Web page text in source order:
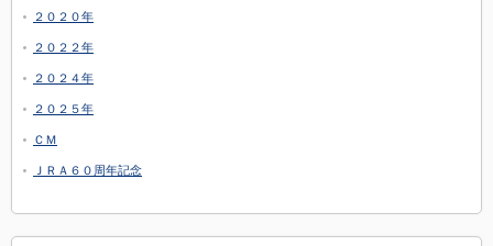
２０２０年
２０２２年
２０２４年
２０２５年
ＣＭ
ＪＲＡ６０周年記念